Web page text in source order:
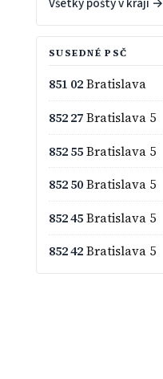
SUSEDNÉ PSČ
851 02Bratislava
852 27Bratislava 5
852 55Bratislava 5
852 50Bratislava 5
852 45Bratislava 5
852 42Bratislava 5